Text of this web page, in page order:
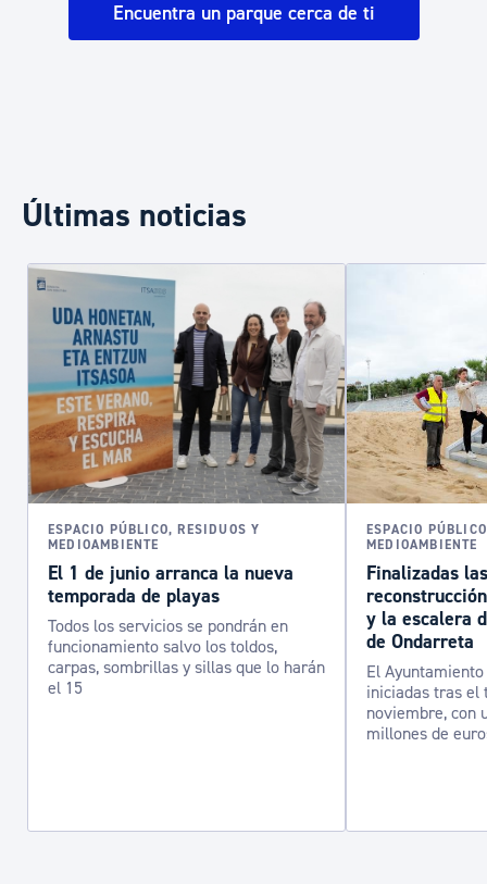
Encuentra un parque cerca de ti
Últimas noticias
ESPACIO PÚBLICO, RESIDUOS Y
MEDIOAMBIENTE
El 1 de junio arranca la nueva
temporada de playas
Todos los servicios se pondrán en
funcionamiento salvo los toldos,
carpas, sombrillas y sillas que lo harán
el 15
ESPACIO
MEDIOAMBIENTE
Finalizadas
y la escalera
de Ondarreta
El
iniciadas tras el
noviembre, con
millones de